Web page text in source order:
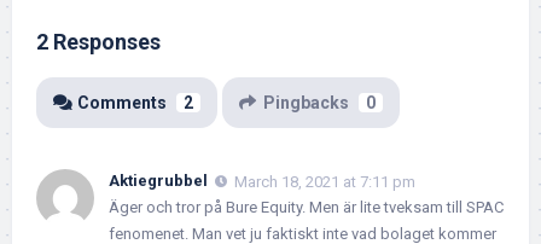
2 Responses
Comments 2 Pingbacks 0
Aktiegrubbel
March 18, 2021 at 7:11 pm
Äger och tror på Bure Equity. Men är lite tveksam till SPAC
fenomenet. Man vet ju faktiskt inte vad bolaget kommer